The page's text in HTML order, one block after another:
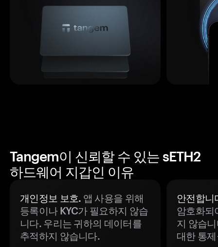
Tangem이 신뢰할 수 있는 sETH2
하드웨어 지갑인 이유
개인정보 보호. 앱 사용을 위해
등록이나 KYC가 필요하지 않습
니다. 우리는 귀하의 데이터를
추적하지 않습니다.
안전합니
암호화되
지 않습
대한 통